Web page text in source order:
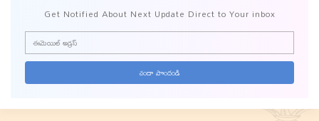
Get Notified About Next Update Direct to Your inbox